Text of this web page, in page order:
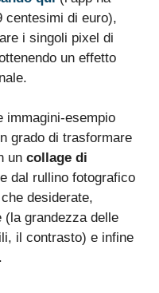
centesimi di euro),
i singoli pixel di
un effetto
immagini-esempio
grado di trasformare
un collage di
dal rullino fotografico
desiderate,
(la grandezza delle
il contrasto) e infine